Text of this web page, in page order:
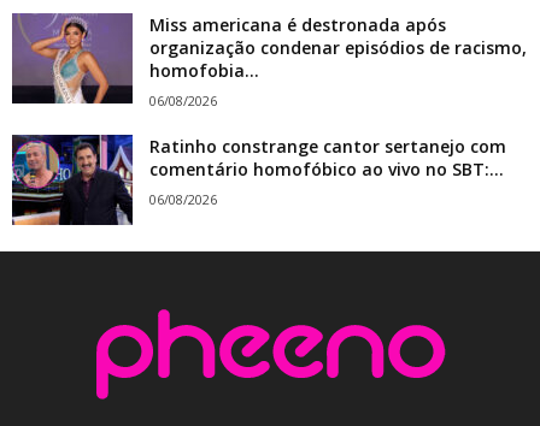
Miss americana é destronada após
organização condenar episódios de racismo,
homofobia...
06/08/2026
Ratinho constrange cantor sertanejo com
comentário homofóbico ao vivo no SBT:...
06/08/2026